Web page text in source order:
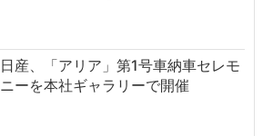
日産、「アリア」第1号車納車セレモ
ニーを本社ギャラリーで開催